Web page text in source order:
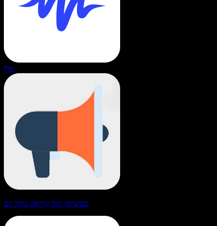
מול
ספיצ'יפיי מול קריאה בקול רם